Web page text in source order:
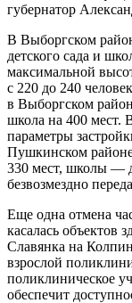
губернатор
В Выборгском
детского сада и
максимальной
с 220 до 240
в Выборгском
школа на 400 мест.
параметры
Пушкинском районе
330 мест, школы —
безвозмездно
Еще одна отмена
касалась объектов
Славянка на
взрослой
поликлиническое
обеспечит